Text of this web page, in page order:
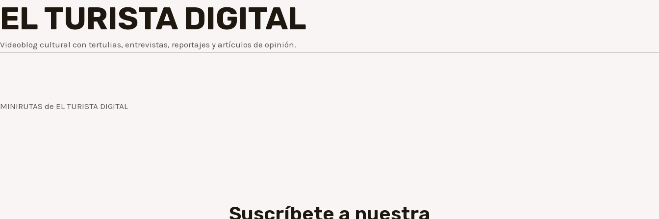
EL TURISTA DIGITAL
Videoblog cultural con tertulias, entrevistas, reportajes y artículos de opinión.
MINIRUTAS de EL TURISTA DIGITAL
Suscríbete a nuestra